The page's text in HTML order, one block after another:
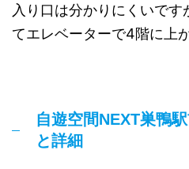
入り口は分かりにくいで
てエレベーターで4階に上
自遊空間NEXT巣鴨
と詳細